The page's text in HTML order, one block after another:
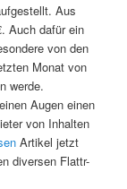
Aus
Auch dafür ein
von den
Monat von
werde.
Augen einen
von Inhalten
Artikel jetzt
diversen Flattr-